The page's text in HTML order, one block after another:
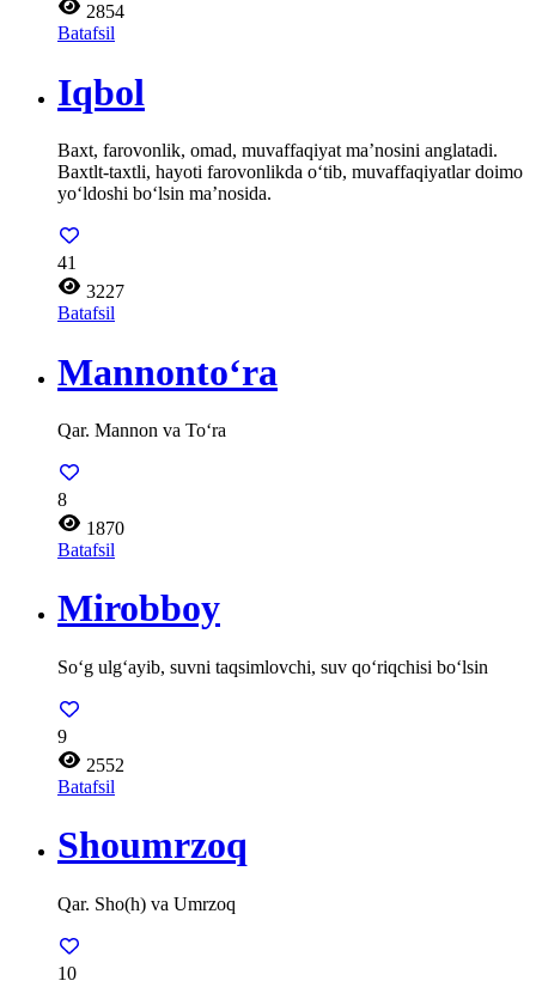
2854
Batafsil
Iqbol
Baxt, farovonlik, omad, muvaffaqiyat ma’nosini anglatadi.
Baxtlt-taxtli, hayoti farovonlikda o‘tib, muvaffaqiyatlar doimo
yo‘ldoshi bo‘lsin ma’nosida.
41
3227
Batafsil
Mannonto‘ra
Qar. Mannon va To‘ra
8
1870
Batafsil
Mirobboy
So‘g ulg‘ayib, suvni taqsimlovchi, suv qo‘riqchisi bo‘lsin
9
2552
Batafsil
Shoumrzoq
Qar. Sho(h) va Umrzoq
10